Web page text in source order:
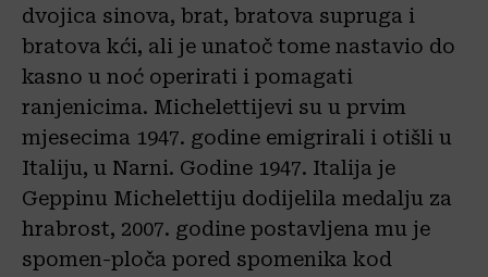
dvojica sinova, brat, bratova supruga i
bratova kći, ali je unatoč tome nastavio do
kasno u noć operirati i pomagati
ranjenicima. Michelettijevi su u prvim
mjesecima 1947. godine emigrirali i otišli u
Italiju, u Narni. Godine 1947. Italija je
Geppinu Michelettiju dodijelila medalju za
hrabrost, 2007. godine postavljena mu je
spomen-ploča pored spomenika kod